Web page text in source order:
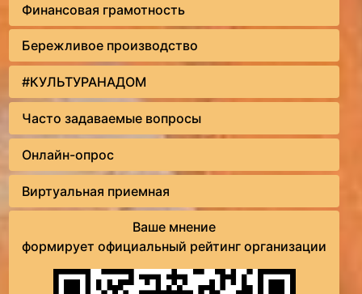
Финансовая грамотность
Бережливое производство
#КУЛЬТУРАНАДОМ
Часто задаваемые вопросы
Онлайн-опрос
Виртуальная приемная
Ваше мнение
формирует официальный рейтинг организации